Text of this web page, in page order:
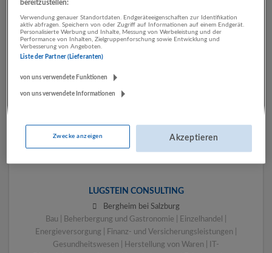
Lebenshilfe Salzburg gGmbH
Salzburg
LUGSTEIN CONSULTING
Bergheim bei Salzburg
Bau | Beherbergung und Gastronomie | Einzelhandel |
Energieversorgung | Finanz- und Versicherungsleistungen |
Gesundheitswesen | Herstellung von Waren | IT-
bereitzustellen:
Verwendung genauer Standortdaten. Endgeräteeigenschaften zur Identifikation
aktiv abfragen. Speichern von oder Zugriff auf Informationen auf einem Endgerät.
Personalisierte Werbung und Inhalte, Messung von Werbeleistung und der
Performance von Inhalten, Zielgruppenforschung sowie Entwicklung und
Verbesserung von Angeboten.
Liste der Partner (Lieferanten)
von uns verwendete Funktionen
von uns verwendete Informationen
Zwecke anzeigen Akzeptieren